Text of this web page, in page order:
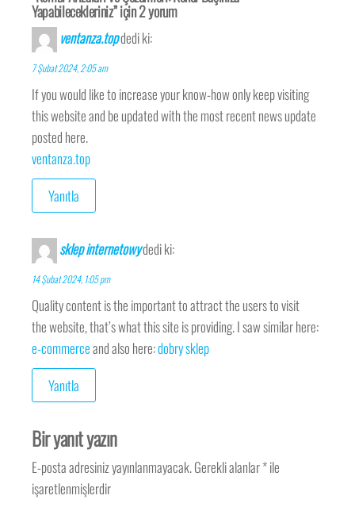
Yapabilecekleriniz” için 2 yorum
ventanza.topdedi ki:
7 Şubat 2024, 2:05 am
If you would like to increase your know-how only keep visiting
this website and be updated with the most recent news update
posted here.
ventanza.top
Yanıtla
sklep internetowydedi ki:
14 Şubat 2024, 1:05 pm
Quality content is the important to attract the users to visit
the website, that’s what this site is providing. I saw similar here:
e-commerceand also here:dobry sklep
Yanıtla
Bir yanıt yazın
E-posta adresiniz yayınlanmayacak.Gerekli alanlar*ile
işaretlenmişlerdir